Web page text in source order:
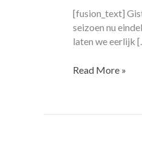
[fusion_text]
seizoen nu
laten we eerlijk
ook
bye-
bye
Read More »